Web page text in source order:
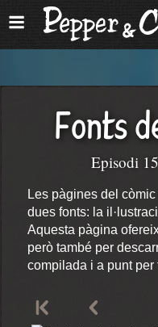
Fonts
Episodi
Les pàgines del
dues fonts: la
Aquesta pàgina
però també per
compilada i a punt per